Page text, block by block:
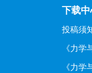
下载中
投稿须
《力学
《力学